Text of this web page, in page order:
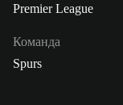
Premier League
Команда
Spurs